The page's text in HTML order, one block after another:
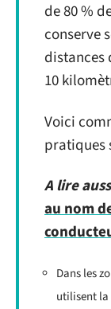
de 80 %
conserve
distances
10
Voici
pratiques
A lire
au nom
Dans les
utilisent